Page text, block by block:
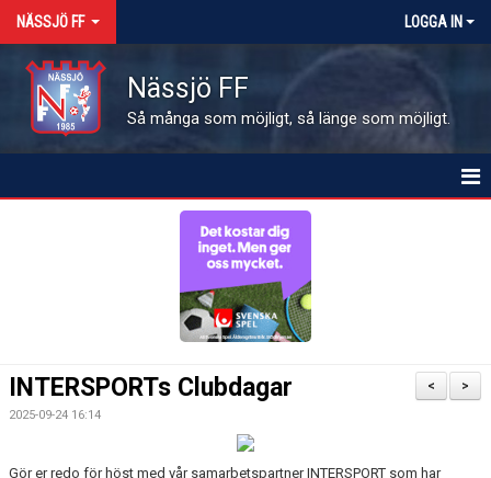
NÄSSJÖ FF LOGGA IN
Nässjö FF
Så många som möjligt, så länge som möjligt.
KALENDER
>
<
INTERSPORTs Clubdagar
2025-09-24 16:14
Gör er redo för höst med vår samarbetspartner INTERSPORT som har